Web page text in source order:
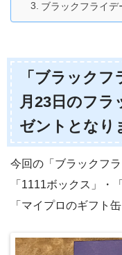
ブラックフライデ
「ブラック
月23日のフラ
ゼントとなり
今回の「ブラックフ
「1111ボックス」・
「マイプロのギフト